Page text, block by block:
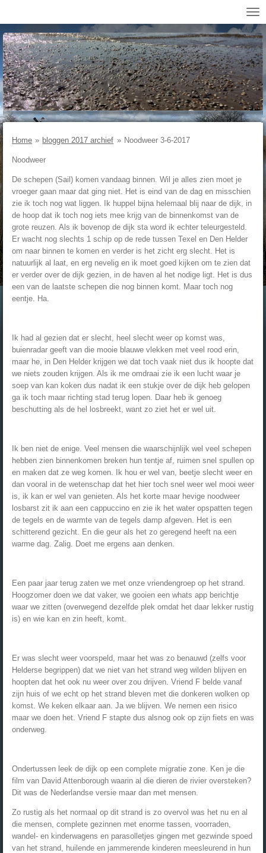
direct
naar
de
hoofdinhoud
Home » bloggen 2017 archief » Noodweer 3-6-2017
Noodweer
De schepen (Sail) komen vandaag binnen. Wil je alles zien moet je
vroeger gaan maar dat ging niet. Het is eind van de dag en misschien
zie ik toch nog wat liggen. Ik huppel bijna helemaal blij naar de dijk, in
de hoop dat ik toch nog iets mee krijg van de binnenkomst van de
grote reuzen. Als ik bovenop de dijk sta word ik echter teleurgesteld.
Er wacht nog slechts 1 schip op de rede tussen Texel en Den Helder
om naar binnen te komen en verder is het zicht erg slecht. Het is
natuurlijk al laat, en erg nevelig en ik moet goed kijken om te zien dat
er verder over de dijk gezien, in de haven al het nodige ligt. Het is dus
een van de laatste schepen die nog binnen komt. Maar toch nog
eentje. Ha.
Ik had al gezien dat er slecht, heel slecht weer op komst was,
buienradar geeft van die mooie blauwe vlekken met veel rood erin,
maar he, in Den Helder krijgen we dat toch vaak niet dus ik hoopte dat
we niets zouden krijgen. Als ik me omdraai zie ik een lucht waar je
soep van kan koken dus nadat ik een stukje over de dijk heb gelopen
ga ik toch maar richting stad terug lopen. Daar heb ik genoeg
beschutting als de hel losbreekt, want zo ziet het er wel uit.
Ik ben niet de enige. Veel mensen die waarschijnlijk wel veel schepen
hebben zien binnenkomen breken hun tentje af, ruimen snel spullen op
en maken dat ze weg komen. Ik hou er wel van, beetje slecht weer en
dan vooral in de wetenschap dat het hier toch snel weer wel mooi weer
is, ik kan er wel van genieten. Als het korte maar hevige noodweer
losbarst zit ik aan een cappuccino en zie ik het water opspatten tegen
de tegels en de warmte van de tegels damp afgeven. Het is een
schitterend gezicht. En die geur als het zo geregend heeft na een
warme dag. Zalig. Doet me ergens aan denken.
Een paar jaar terug zaten we met onze vriendengroep op het strand.
Hoogzomer doen we dat vaker, we gooien een whats app berichtje
waar we zitten (overwegend dezelfde plek omdat het daar lekker rustig
is) en wie kan en zin heeft, komt.
Er was slecht weer voorspeld, maar het was zo benauwd (zelfs voor
Helderse begrippen) dat we niet van het strand weg wilden blijven en
hoopten dat het ook nu weer over zou drijven. Vriend F belde vanaf
zijn huis of we echt op het strand bleven met die donkeren wolken op
komst. We keken elkaar aan. Ja we blijven. We nemen een risico
maar we doen het. Vriend F stapte dus alsnog ook op zijn fiets en was
onderweg.
Ondertussen leek de dijk op een complete migratie zone. Ken je die
film van David Attenborough waarin al die dieren de rivier oversteken?
Dit was de Nederlandse versie maar dan met mensen.
Zo rustig als het normaal op dit strand is zo overvol was het nu en al
die mensen, complete gezinnen met enorme tassen, voorraden,
wandel- en kinderwagens en parasolletjes gingen met gezwinde spoed
van het strand, huilende en jammerende kinderen meesleurend in hun